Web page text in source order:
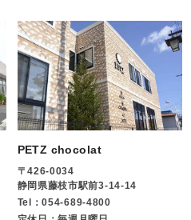
PETZ chocolat
〒426-0034
静岡県藤枝市駅前3-14-14
Tel：054-689-4800